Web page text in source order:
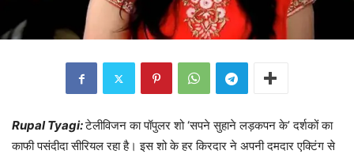
Rupal Tyagi:टेलीविजन का पॉपुलर शो ‘सपने सुहाने लड़कपन के’ दर्शकों का
काफी पसंदीदा सीरियल रहा है। इस शो के हर किरदार ने अपनी दमदार एक्टिंग से